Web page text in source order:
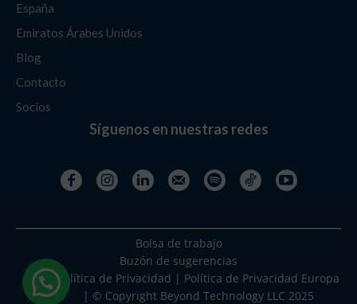
España
Emiratos Árabes Unidos
Blog
Contacto
Socios
Síguenos en nuestras redes
Bolsa de trabajo
Buzón de sugerencias
Política de Privacidad | Política de Privacidad Europa
| © Copyright Beyond Technology LLC 2025